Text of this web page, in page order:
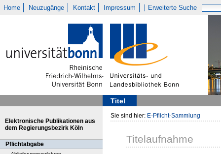
Home Neuzugänge Kontakt Impressum Erweiterte Suche
Titel
Elektronische Publikationen aus
dem Regierungsbezirk Köln
Pflichtabgabe
Sie sind hier: E-Pflicht-Sammlung
Titelaufnahme